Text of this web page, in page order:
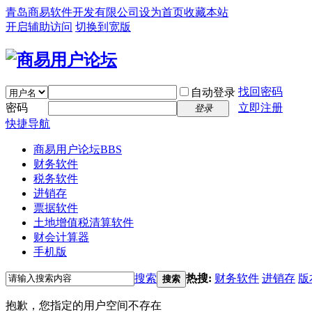
青岛商易软件开发有限公司 设为首页收藏本站
开启辅助访问 切换到宽版
自动登录 找回密码
密码
登录
立即注册
快捷导航
商易用户论坛BBS
财务软件
税务软件
进销存
票据软件
土地增值税清算软件
财会计算器
手机版
搜索 搜索 热搜: 财务软件 进销存 版
抱歉，您指定的用户空间不存在